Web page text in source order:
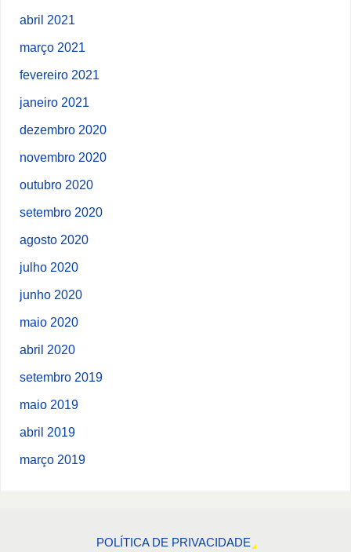
abril 2021
março 2021
fevereiro 2021
janeiro 2021
dezembro 2020
novembro 2020
outubro 2020
setembro 2020
agosto 2020
julho 2020
junho 2020
maio 2020
abril 2020
setembro 2019
maio 2019
abril 2019
março 2019
POLÍTICA DE PRIVACIDADE